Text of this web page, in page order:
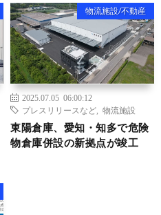
物流施設/不動産
2025.07.05 06:00:12
プレスリリースなど
物流施設
東陽倉庫、愛知・知多で危険
物倉庫併設の新拠点が竣工